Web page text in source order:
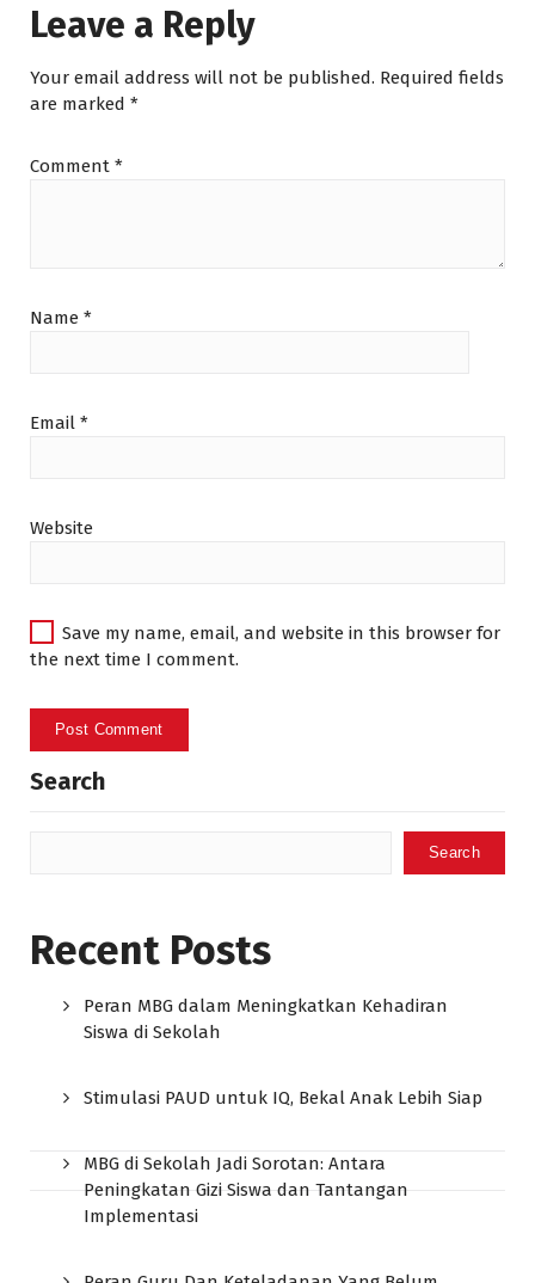
Leave a Reply
Your email address will not be published. Required fields
are marked *
Comment *
Name *
Email *
Website
Save my name, email, and website in this browser for
the next time I comment.
Search
Search
Recent Posts
Peran MBG dalam Meningkatkan Kehadiran
Siswa di Sekolah
Stimulasi PAUD untuk IQ, Bekal Anak Lebih Siap
MBG di Sekolah Jadi Sorotan: Antara
Peningkatan Gizi Siswa dan Tantangan
Implementasi